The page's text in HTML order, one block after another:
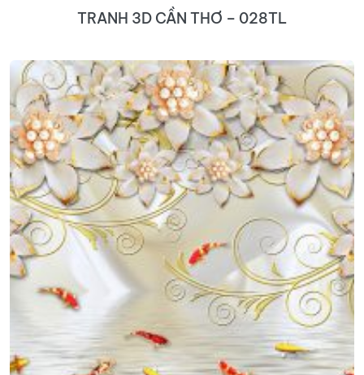
TRANH 3D CẦN THƠ – 028TL